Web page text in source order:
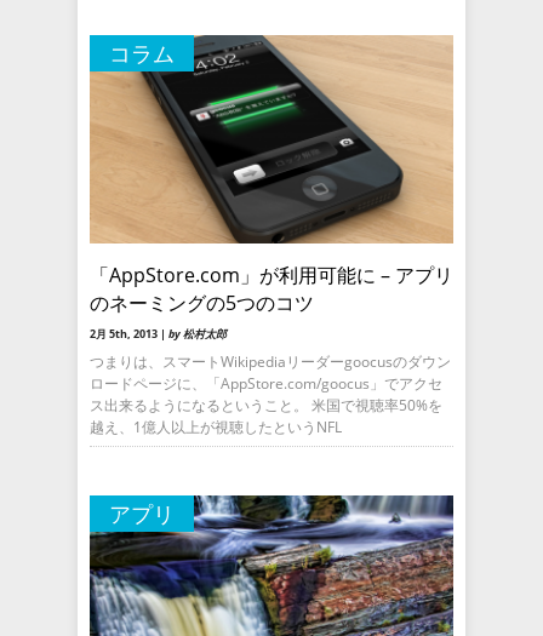
コラム
「AppStore.com」が利用可能に – アプリ
のネーミングの5つのコツ
2月 5th, 2013 | by 松村太郎
つまりは、スマートWikipediaリーダーgoocusのダウン
ロードページに、「AppStore.com/goocus」でアクセ
ス出来るようになるということ。 米国で視聴率50%を
越え、1億人以上が視聴したというNFL
アプリ